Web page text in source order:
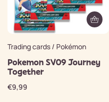
Trading cards / Pokémon
Pokemon SV09 Journey
Together
€9,99